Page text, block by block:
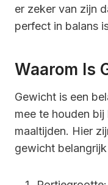
er zeker van zijn
perfect in balans
Waarom Is
Gewicht is een
mee te houden
maaltijden. Hier
gewicht belangrijk